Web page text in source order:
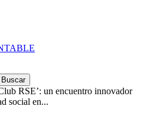
RSE’: un encuentro innovador
social en...